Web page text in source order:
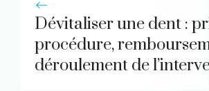
Dévitaliser une dent :
procédure,
déroulement de